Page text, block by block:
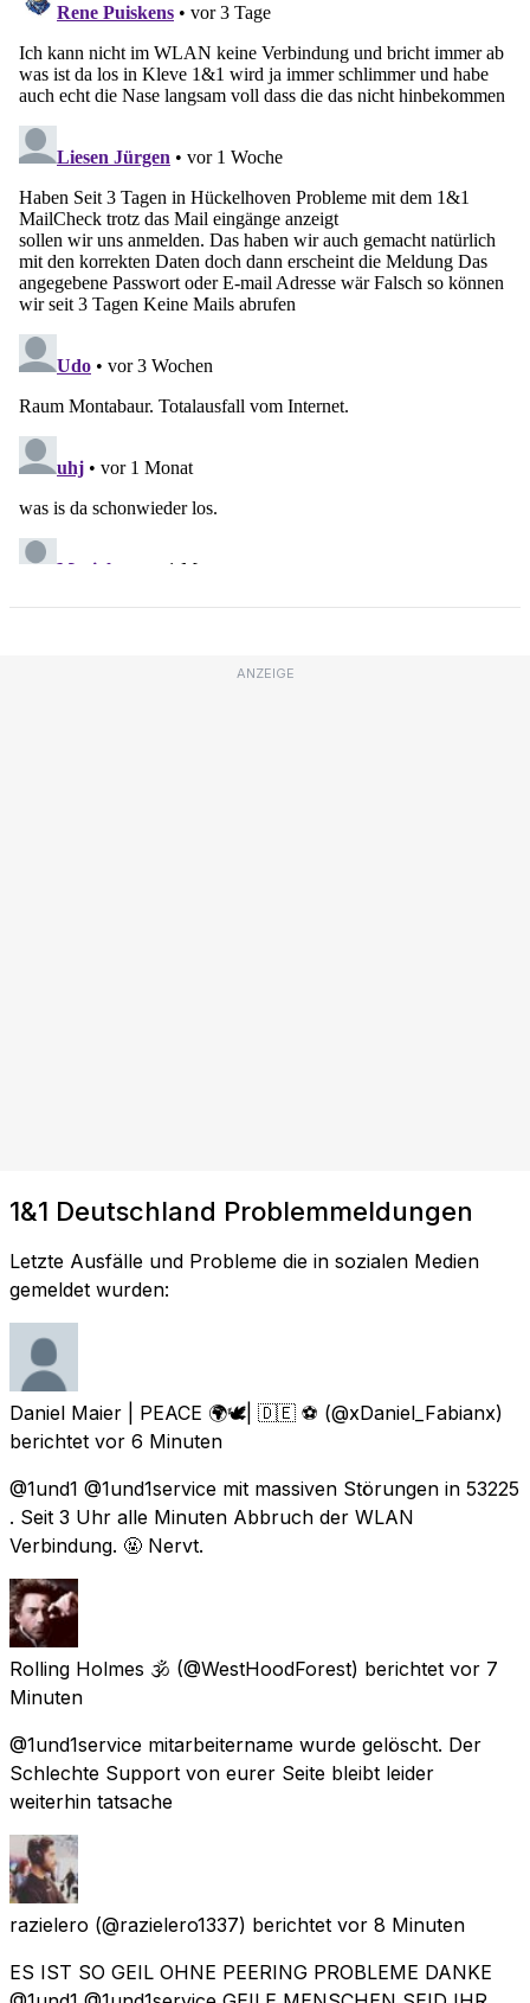
ANZEIGE
1&1 Deutschland Problemmeldungen
Letzte Ausfälle und Probleme die in sozialen Medien
gemeldet wurden:
Daniel Maier | PEACE 🌍🕊| 🇩🇪 ⚽️ (@xDaniel_Fabianx)
berichtet vor 6 Minuten
@1und1 @1und1service mit massiven Störungen in 53225
. Seit 3 Uhr alle Minuten Abbruch der WLAN
Verbindung. 🤬 Nervt.
Rolling Holmes 🕉️ (@WestHoodForest) berichtet vor 7
Minuten
@1und1service mitarbeitername wurde gelöscht. Der
Schlechte Support von eurer Seite bleibt leider
weiterhin tatsache
razielero (@razielero1337) berichtet vor 8 Minuten
ES IST SO GEIL OHNE PEERING PROBLEME DANKE